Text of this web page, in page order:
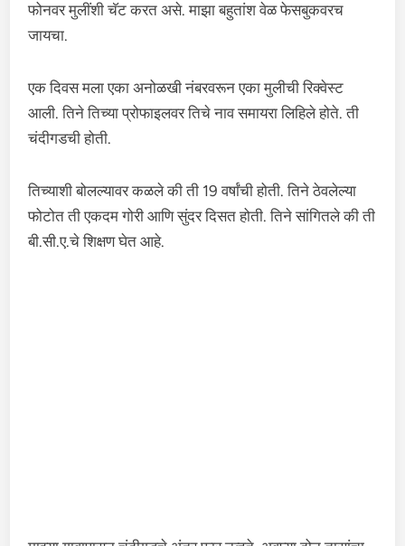
फोनवर मुलींशी चॅट करत असे. माझा बहुतांश वेळ फेसबुकवरच
जायचा.
एक दिवस मला एका अनोळखी नंबरवरून एका मुलीची रिक्वेस्ट
आली. तिने तिच्या प्रोफाइलवर तिचे नाव समायरा लिहिले होते. ती
चंदीगडची होती.
तिच्याशी बोलल्यावर कळले की ती 19 वर्षांची होती. तिने ठेवलेल्या
फोटोत ती एकदम गोरी आणि सुंदर दिसत होती. तिने सांगितले की ती
बी.सी.ए.चे शिक्षण घेत आहे.